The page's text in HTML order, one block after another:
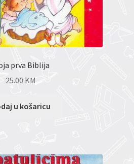
prva Biblija
25.00 KM
u košaricu